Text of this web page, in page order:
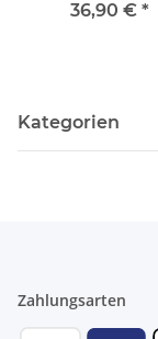
Selbstklebende
Schlafzimmer
36,90 € *
Kategorien
Zahlungsarten